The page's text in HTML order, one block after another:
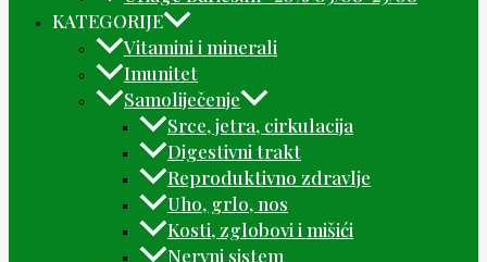
KATEGORIJE
Vitamini i minerali
Imunitet
Samoliječenje
Srce, jetra, cirkulacija
Digestivni trakt
Reproduktivno zdravlje
Uho, grlo, nos
Kosti, zglobovi i mišići
Nervni sistem